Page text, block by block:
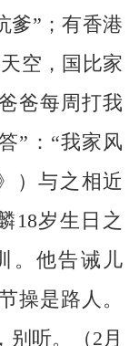
爹”；有香港
空，国比家
爸每周打我
”：“我家风
）与之相近
18岁生日之
。他告诫儿
操是路人。
别听。（2月